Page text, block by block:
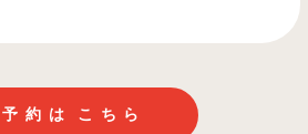
予 約 は こ ち ら